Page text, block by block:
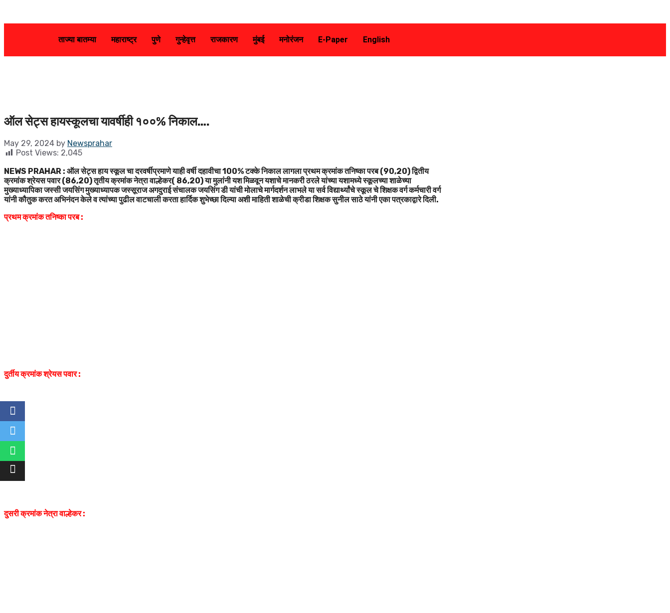
ताज्या बातम्या महाराष्ट्र पुणे गुन्हेवृत्त राजकारण मुंबई मनोरंजन E-Paper English
ऑल सेट्स हायस्कूलचा यावर्षीही १००% निकाल….
May 29, 2024 by Newsprahar
Post Views: 2,045
NEWS PRAHAR : ऑल सेट्स हाय स्कूल चा दरवर्षीप्रमाणे याही वर्षी दहावीचा 100% टक्के निकाल लागला प्रथम क्रमांक तनिष्का परब (90,20) द्वितीय
क्रमांक श्रेयस पवार (86,20) तृतीय क्रमांक नेत्रा वाल्हेकर( 86,20) या मुलांनी यश मिळवून यशाचे मानकरी ठरले यांच्या यशामध्ये स्कूलच्या शाळेच्या
मुख्याध्यापिका जस्सी जयसिंग मुख्याध्यापक जस्सूराज अगदुराई संचालक जयसिंग डी यांची मोलाचे मार्गदर्शन लाभले या सर्व विद्यार्थ्यांचे स्कूल चे शिक्षक वर्ग कर्मचारी वर्ग
यांनी कौतुक करत अभिनंदन केले व त्यांच्या पुढील वाटचाली करता हार्दिक शुभेच्छा दिल्या अशी माहिती शाळेची क्रीडा शिक्षक सुनील साठे यांनी एका पत्रकाद्वारे दिली.
प्रथम क्रमांक तनिष्का परब :
दुर्तीय क्रमांक श्रेयस पवार :
दुसरी क्रमांक नेत्रा वाल्हेकर :